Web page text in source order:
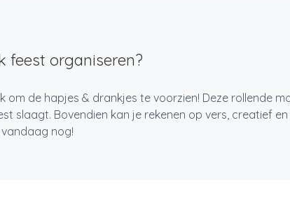
feest organiseren?
de hapjes & drankjes te voorzien! Deze rollende
slaagt. Bovendien kan je rekenen op vers, creatief
nog!